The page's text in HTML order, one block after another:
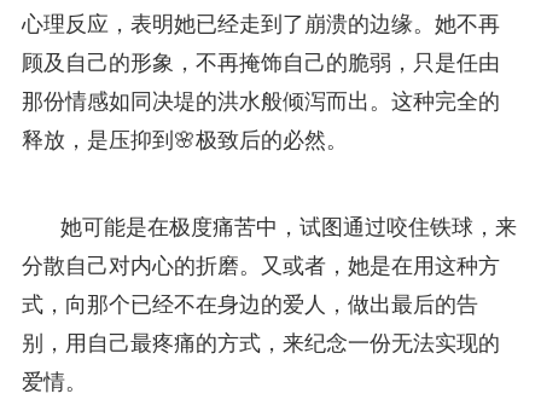
心理反应，表明她已经走到了崩溃的边缘。她不再
顾及自己的形象，不再掩饰自己的脆弱，只是任由
那份情感如同决堤的洪水般倾泻而出。这种完全的
释放，是压抑到🌸极致后的必然。
她可能是在极度痛苦中，试图通过咬住铁球，来
分散自己对内心的折磨。又或者，她是在用这种方
式，向那个已经不在身边的爱人，做出最后的告
别，用自己最疼痛的方式，来纪念一份无法实现的
爱情。